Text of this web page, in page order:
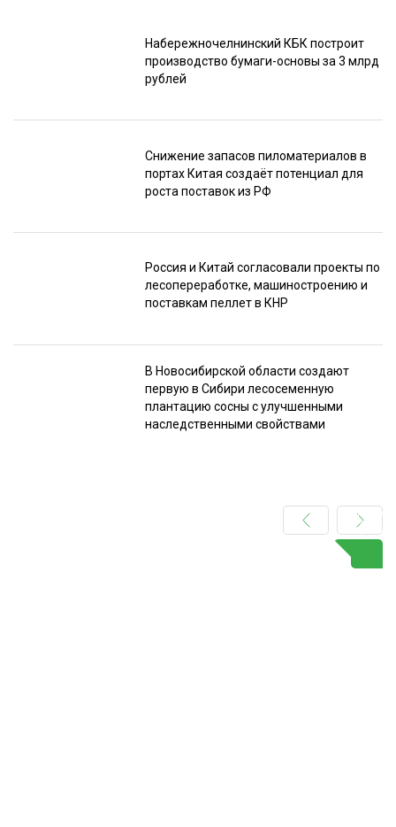
Набережночелнинский КБК построит
производство бумаги-основы за 3 млрд
рублей
Снижение запасов пиломатериалов в
портах Китая создаёт потенциал для
роста поставок из РФ
Россия и Китай согласовали проекты по
лесопереработке, машиностроению и
поставкам пеллет в КНР
В Новосибирской области создают
первую в Сибири лесосеменную
плантацию сосны с улучшенными
наследственными свойствами
Подпишитесь
на наш
телеграм-канал